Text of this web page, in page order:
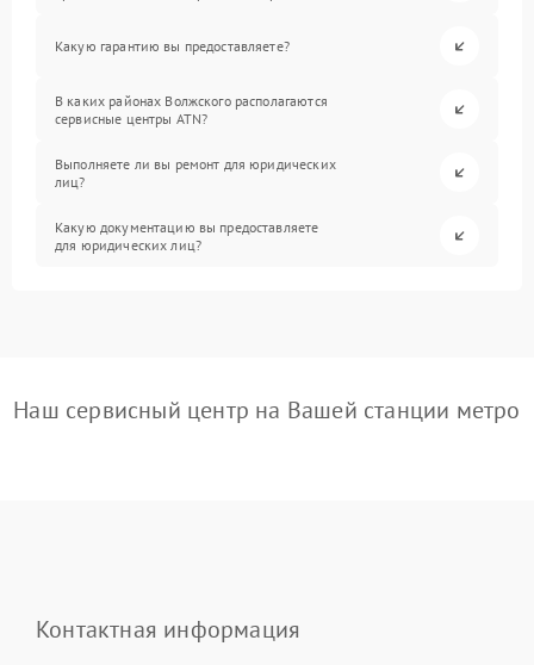
Какую гарантию вы предоставляете?
В каких районах Волжского располагаются
сервисные центры ATN?
Выполняете ли вы ремонт для юридических
лиц?
Какую документацию вы предоставляете
для юридических лиц?
Наш сервисный центр на Вашей станции метро
Контактная информация